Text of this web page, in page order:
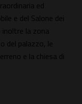
ed
e del Salone dei
inoltre la zona
del palazzo, le
e la chiesa di